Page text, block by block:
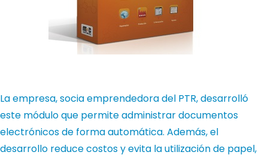
La empresa, socia emprendedora del PTR, desarrolló
este módulo que permite administrar documentos
electrónicos de forma automática. Además, el
desarrollo reduce costos y evita la utilización de papel,